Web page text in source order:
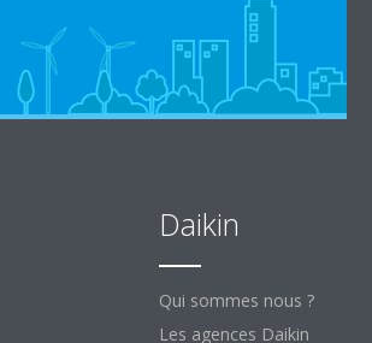
Daikin
Qui sommes nous ?
Les agences Daikin